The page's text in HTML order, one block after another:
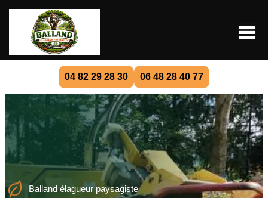
04 82 29 28 30 06 48 28 40 77
Balland élagueur paysagiste